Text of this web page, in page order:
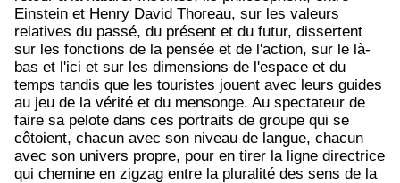
Einstein et Henry David Thoreau, sur les valeurs
relatives du passé, du présent et du futur, dissertent
sur les fonctions de la pensée et de l'action, sur le là-
bas et l'ici et sur les dimensions de l'espace et du
temps tandis que les touristes jouent avec leurs guides
au jeu de la vérité et du mensonge. Au spectateur de
faire sa pelote dans ces portraits de groupe qui se
côtoient, chacun avec son niveau de langue, chacun
avec son univers propre, pour en tirer la ligne directrice
qui chemine en zigzag entre la pluralité des sens de la